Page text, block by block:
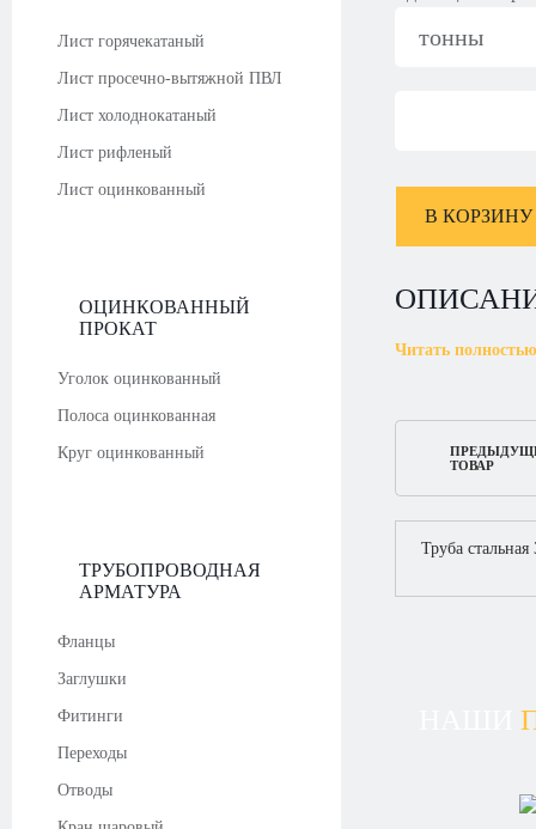
Лист горячекатаный
Лист просечно-вытяжной ПВЛ
Лист холоднокатаный
Лист рифленый
Лист оцинкованный
ОЦИНКОВАННЫЙ
ПРОКАТ
Уголок оцинкованный
Полоса оцинкованная
Круг оцинкованный
ТРУБОПРОВОДНАЯ
АРМАТУРА
Фланцы
Заглушки
Фитинги
Переходы
Отводы
тонны
В КОРЗИНУ
Читать
ТОВАР
Труба